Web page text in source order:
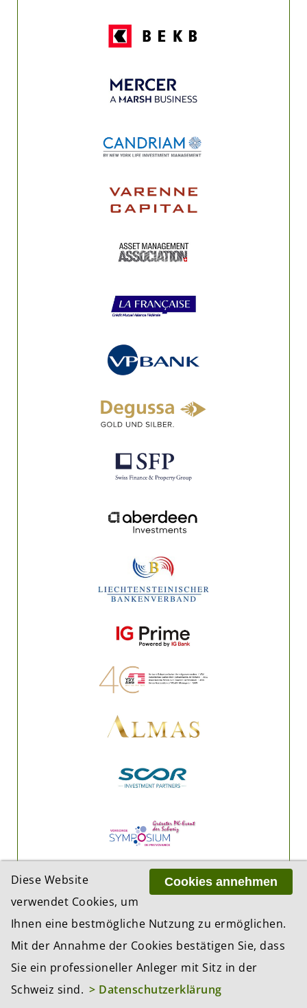
Cookies annehmen
Diese Website
verwendet Cookies, um
Ihnen eine bestmögliche Nutzung zu ermöglichen.
Mit der Annahme der Cookies bestätigen Sie, dass
Sie ein professioneller Anleger mit Sitz in der
Schweiz sind. > Datenschutzerklärung